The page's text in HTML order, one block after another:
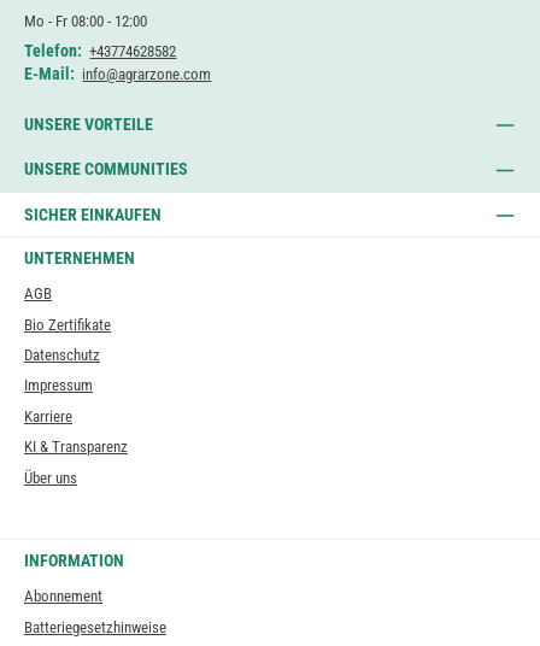
Mo - Fr 08:00 - 12:00
Telefon: +43774628582
E-Mail: info@agrarzone.com
UNSERE VORTEILE
UNSERE COMMUNITIES
SICHER EINKAUFEN
UNTERNEHMEN
AGB
Bio Zertifikate
Datenschutz
Impressum
Karriere
KI & Transparenz
Über uns
INFORMATION
Abonnement
Batteriegesetzhinweise